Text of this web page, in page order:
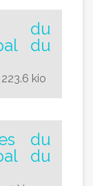
du
du
223.6 kio
du
du